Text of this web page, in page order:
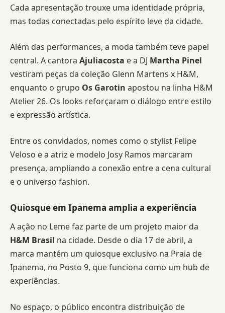
Cada apresentação trouxe uma identidade própria,
mas todas conectadas pelo espírito leve da cidade.
Além das performances, a moda também teve papel
central. A cantora Ajuliacosta e a DJ Martha Pinel
vestiram peças da coleção Glenn Martens x H&M,
enquanto o grupo Os Garotin apostou na linha H&M
Atelier 26. Os looks reforçaram o diálogo entre estilo
e expressão artística.
Entre os convidados, nomes como o stylist Felipe
Veloso e a atriz e modelo Josy Ramos marcaram
presença, ampliando a conexão entre a cena cultural
e o universo fashion.
Quiosque em Ipanema amplia a experiência
A ação no Leme faz parte de um projeto maior da
H&M Brasil na cidade. Desde o dia 17 de abril, a
marca mantém um quiosque exclusivo na Praia de
Ipanema, no Posto 9, que funciona como um hub de
experiências.
No espaço, o público encontra distribuição de